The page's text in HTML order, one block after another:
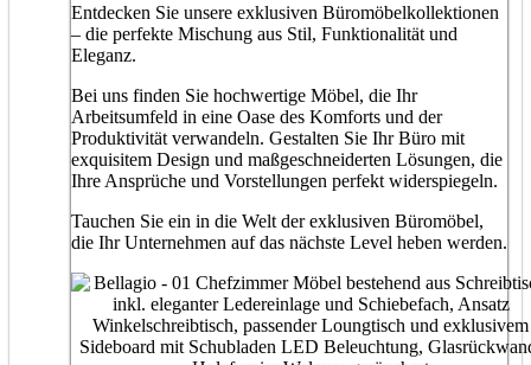
Entdecken Sie unsere exklusiven Büromöbelkollektionen
– die perfekte Mischung aus Stil, Funktionalität und
Eleganz.
Bei uns finden Sie hochwertige Möbel, die Ihr
Arbeitsumfeld in eine Oase des Komforts und der
Produktivität verwandeln. Gestalten Sie Ihr Büro mit
exquisitem Design und maßgeschneiderten Lösungen, die
Ihre Ansprüche und Vorstellungen perfekt widerspiegeln.
Tauchen Sie ein in die Welt der exklusiven Büromöbel,
die Ihr Unternehmen auf das nächste Level heben werden.